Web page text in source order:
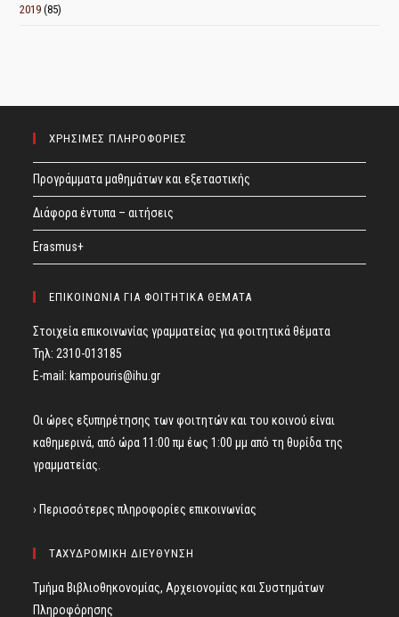
2019 (85)
ΧΡΗΣΙΜΕΣ ΠΛΗΡΟΦΟΡΙΕΣ
Προγράμματα μαθημάτων και εξεταστικής
Διάφορα έντυπα – αιτήσεις
Erasmus+
ΕΠΙΚΟΙΝΩΝΙΑ ΓΙΑ ΦΟΙΤΗΤΙΚΑ ΘΕΜΑΤΑ
Στοιχεία επικοινωνίας γραμματείας για φοιτητικά θέματα
Τηλ: 2310-013185
E-mail: kampouris@ihu.gr
Οι ώρες εξυπηρέτησης των φοιτητών και του κοινού είναι
καθημερινά, από ώρα 11:00 πμ έως 1:00 μμ από τη θυρίδα της
γραμματείας.
› Περισσότερες πληροφορίες επικοινωνίας
ΤΑΧΥΔΡΟΜΙΚΗ ΔΙΕΥΘΥΝΣΗ
Τμήμα Βιβλιοθηκονομίας, Αρχειονομίας και Συστημάτων
Πληροφόρησης